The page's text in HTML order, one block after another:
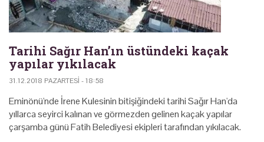
Tarihi Sağır Han’ın üstündeki kaçak
yapılar yıkılacak
31.12.2018 PAZARTESI - 18:58
Eminönü'nde İrene Kulesinin bitişiğindeki tarihi Sağır Han'da
yıllarca seyirci kalınan ve görmezden gelinen kaçak yapılar
çarşamba günü Fatih Belediyesi ekipleri tarafından yıkılacak.